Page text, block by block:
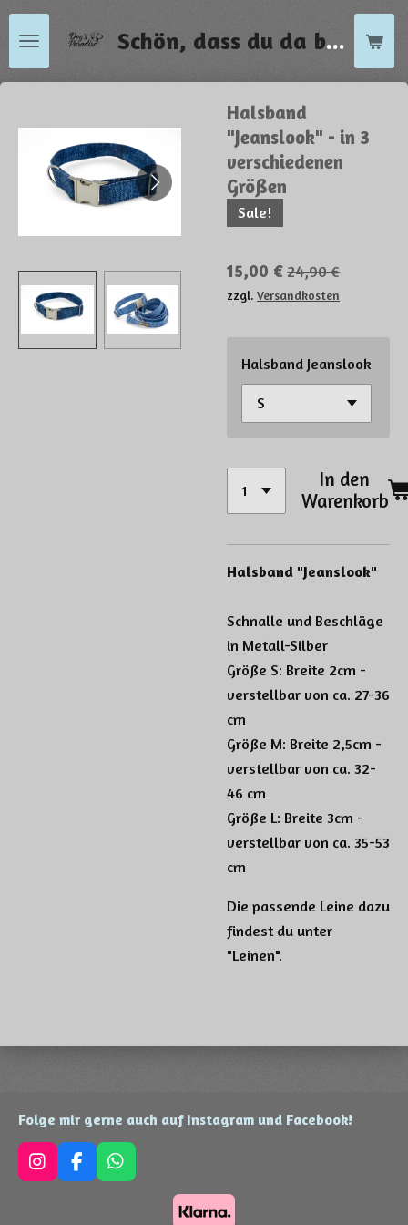
Zum
Hauptinhalt
springen
Schön, dass du da bist !
Halsband
"Jeanslook" - in 3
verschiedenen
Größen
Sale!
15,00 €24,90 €
zzgl. Versandkosten
Halsband Jeanslook
In den
Warenkorb
Halsband "Jeanslook"
Schnalle und Beschläge
in Metall-Silber
Größe S: Breite 2cm -
verstellbar von ca. 27-36
cm
Größe M: Breite 2,5cm -
verstellbar von ca. 32-
46 cm
Größe L: Breite 3cm -
verstellbar von ca. 35-53
cm
Die passende Leine dazu
findest du unter
"Leinen".
Folge mir gerne auch auf Instagram und Facebook!
I
n
F
a
W
h